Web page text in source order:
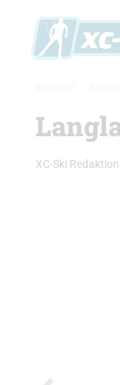
XC-Ski Redaktion